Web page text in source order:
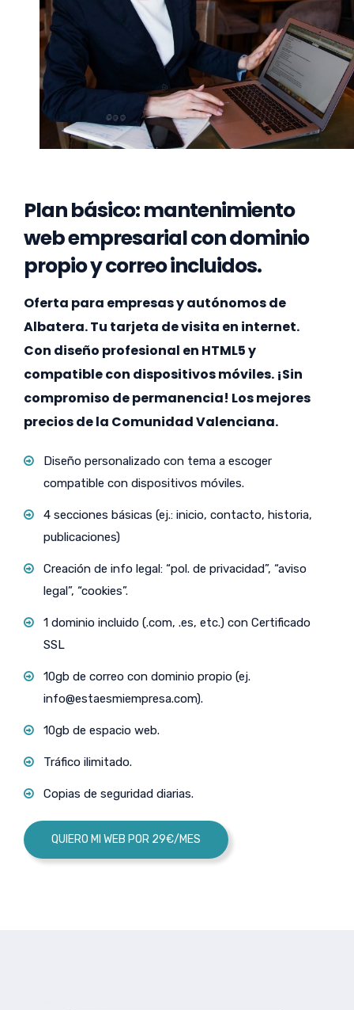
Plan básico: mantenimiento
web empresarial con dominio
propio y correo incluidos.
Oferta para empresas y autónomos de
Albatera. Tu tarjeta de visita en internet.
Con diseño profesional en HTML5 y
compatible con dispositivos móviles. ¡Sin
compromiso de permanencia! Los mejores
precios de la Comunidad Valenciana.
Diseño personalizado con tema a escoger
compatible con dispositivos móviles.
4 secciones básicas (ej.: inicio, contacto, historia,
publicaciones)
Creación de info legal: “pol. de privacidad”, “aviso
legal”, “cookies”.
1 dominio incluido (.com, .es, etc.) con Certificado
SSL
10gb de correo con dominio propio (ej.
info@estaesmiempresa.com).
10gb de espacio web.
Tráfico ilimitado.
Copias de seguridad diarias.
QUIERO MI WEB POR 29€/MES